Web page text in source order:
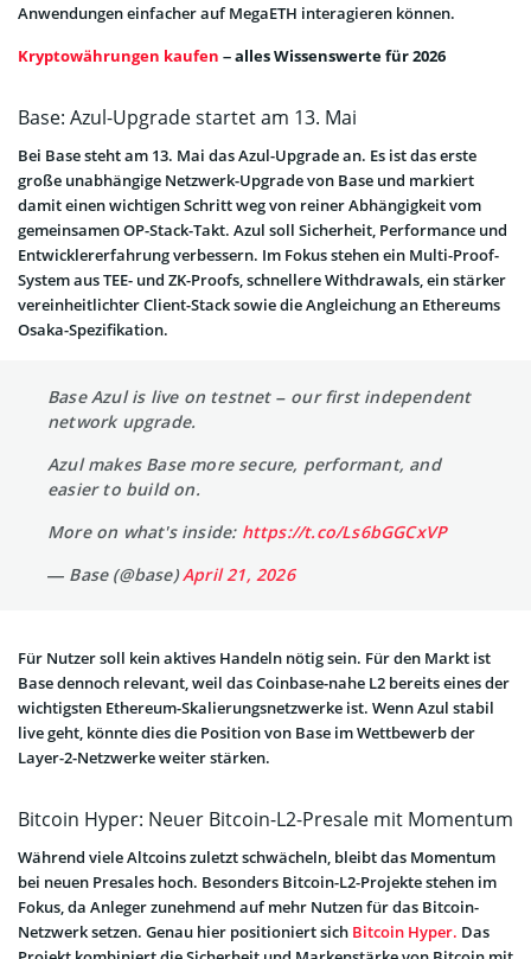
Anwendungen einfacher auf MegaETH interagieren können.
Kryptowährungen kaufen – alles Wissenswerte für 2026
Base: Azul-Upgrade startet am 13. Mai
Bei Base steht am 13. Mai das Azul-Upgrade an. Es ist das erste
große unabhängige Netzwerk-Upgrade von Base und markiert
damit einen wichtigen Schritt weg von reiner Abhängigkeit vom
gemeinsamen OP-Stack-Takt. Azul soll Sicherheit, Performance und
Entwicklererfahrung verbessern. Im Fokus stehen ein Multi-Proof-
System aus TEE- und ZK-Proofs, schnellere Withdrawals, ein stärker
vereinheitlichter Client-Stack sowie die Angleichung an Ethereums
Osaka-Spezifikation.
Base Azul is live on testnet – our first independent
network upgrade.
Azul makes Base more secure, performant, and
easier to build on.
More on what's inside: https://t.co/Ls6bGGCxVP
— Base (@base)April 21, 2026
Für Nutzer soll kein aktives Handeln nötig sein. Für den Markt ist
Base dennoch relevant, weil das Coinbase-nahe L2 bereits eines der
wichtigsten Ethereum-Skalierungsnetzwerke ist. Wenn Azul stabil
live geht, könnte dies die Position von Base im Wettbewerb der
Layer-2-Netzwerke weiter stärken.
Bitcoin Hyper: Neuer Bitcoin-L2-Presale mit Momentum
Während viele Altcoins zuletzt schwächeln, bleibt das Momentum
bei neuen Presales hoch. Besonders Bitcoin-L2-Projekte stehen im
Fokus, da Anleger zunehmend auf mehr Nutzen für das Bitcoin-
Netzwerk setzen. Genau hier positioniert sich Bitcoin Hyper. Das